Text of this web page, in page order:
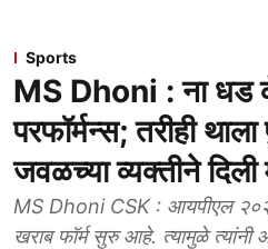
Sports
MS Dhoni : ना धड
परफॉर्मन्स; तरीही
जवळच्या व्यक्तीने दिली
MS Dhoni CSK : आयपीएल
खराब फॉर्म सुरु आहे. त्यामुळे त्यांनी